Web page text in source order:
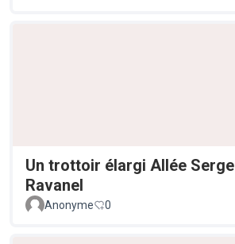
Un trottoir élargi Allée Serge
Ravanel
Anonyme 0